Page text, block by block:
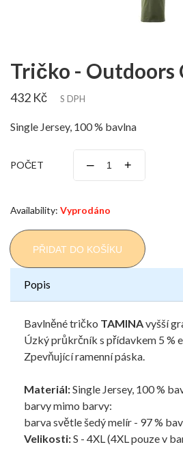
Tričko - Outdoors
432 Kč S DPH
Single Jersey, 100 % bavlna
POČET – +
Availability: Vyprodáno
PŘIDAT DO KOŠÍKU
Popis
Bavlněné tričko TAMINAvyšší
Úzký průkrčník s přídavkem 5 %
Zpevňující ramenní páska.
Materiál:Single Jersey, 100 %
barvy mimo barvy:
barva světle šedý melír - 97 %
Velikosti:S - 4XL (4XL pouze v